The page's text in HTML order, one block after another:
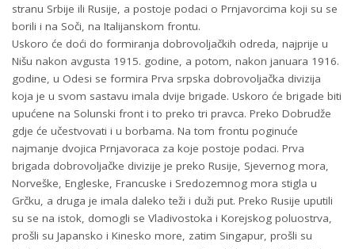
stranu Srbije ili Rusije, a postoje podaci o Prnjavorcima koji su se
borili i na Soči, na Italijanskom frontu.
Uskoro će doći do formiranja dobrovoljačkih odreda, najprije u
Nišu nakon avgusta 1915. godine, a potom, nakon januara 1916.
godine, u Odesi se formira Prva srpska dobrovoljačka divizija
koja je u svom sastavu imala dvije brigade. Uskoro će brigade biti
upućene na Solunski front i to preko tri pravca. Preko Dobrudže
gdje će učestvovati i u borbama. Na tom frontu poginuće
najmanje dvojica Prnjavoraca za koje postoje podaci. Prva
brigada dobrovoljačke divizije je preko Rusije, Sjevernog mora,
Norveške, Engleske, Francuske i Sredozemnog mora stigla u
Grčku, a druga je imala daleko teži i duži put. Preko Rusije uputili
su se na istok, domogli se Vladivostoka i Korejskog poluostrva,
prošli su Japansko i Kinesko more, zatim Singapur, prošli su